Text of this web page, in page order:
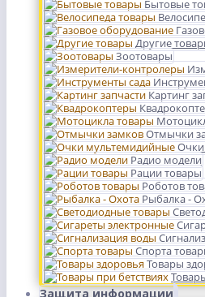
Бытовые
Другие
Зоотовары
Картинг
Отмычки
Радио модели
Рации товары
Роботов
Рыбалка -
Спорта
Товары
Защита информации